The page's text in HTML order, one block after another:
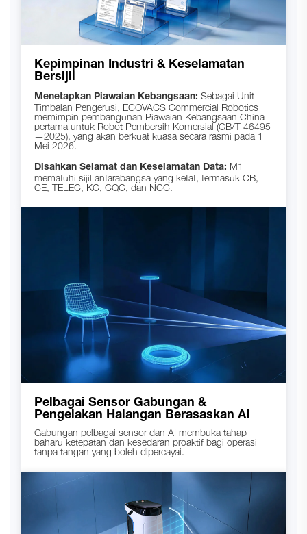
Kepimpinan Industri & Keselamatan
Bersijil
Menetapkan Piawaian Kebangsaan: Sebagai Unit
Timbalan Pengerusi, ECOVACS Commercial Robotics
memimpin pembangunan Piawaian Kebangsaan China
pertama untuk Robot Pembersih Komersial (GB/T 46495
—2025), yang akan berkuat kuasa secara rasmi pada 1
Mei 2026.
Disahkan Selamat dan Keselamatan Data: M1
mematuhi sijil antarabangsa yang ketat, termasuk CB,
CE, TELEC, KC, CQC, dan NCC.
Pelbagai Sensor Gabungan &
Pengelakan Halangan Berasaskan AI
Gabungan pelbagai sensor dan AI membuka tahap
baharu ketepatan dan kesedaran proaktif bagi operasi
tanpa tangan yang boleh dipercayai.